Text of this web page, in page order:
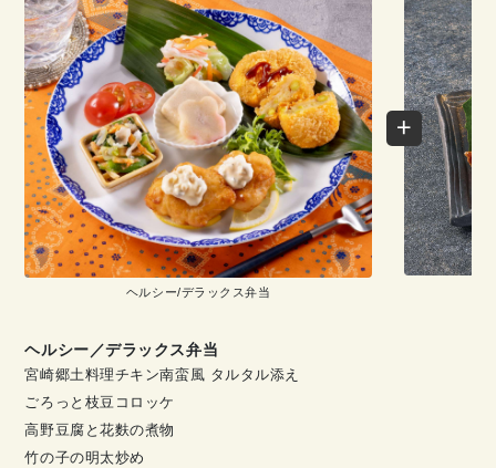
ヘルシー/デラックス弁当
ヘルシー／デラックス弁当
宮崎郷土料理チキン南蛮風 タルタル添え
ごろっと枝豆コロッケ
高野豆腐と花麩の煮物
竹の子の明太炒め